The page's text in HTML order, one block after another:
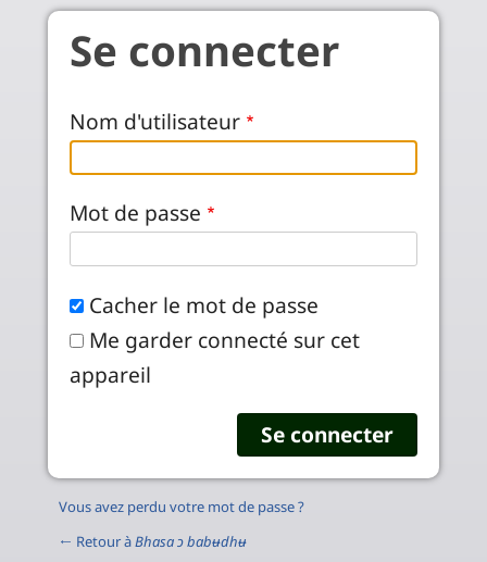
Aller au contenu principal
Se connecter
Nom d'utilisateur
Mot de passe
Cacher le mot de passe
Me garder connecté sur cet
appareil
Vous avez perdu votre mot de passe ?
← Retour àBhasa ɔ babʉdhʉ